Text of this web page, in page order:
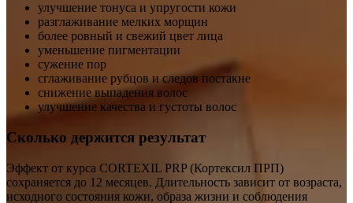
улучшение тонуса и упругости кожи
разглаживание мелких морщин
более ровный и свежий цвет лица
уменьшение пигментации
сужение пор
сглаживание рубцов и следов постакне
снижение выпадения волос
улучшение качества и густоты волос
Сколько держится результат
Эффект от курса CORTEXIL PRP (Кортексил ПРП)
сохраняется до 12 месяцев. Длительность зависит от возраста,
исходного состояния кожи, образа жизни и соблюдения